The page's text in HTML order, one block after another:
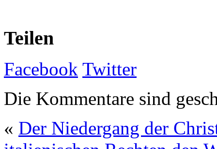
Teilen
Facebook Twitter
Die Kommentare sind
« Der Niedergang der